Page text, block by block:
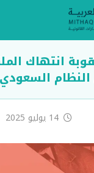
انتهاك
السعودي 2025؟
14 يوليو 2025